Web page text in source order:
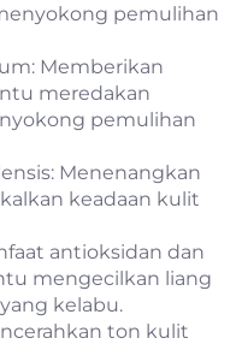
pemulihan
Memberikan
meredakan
pemulihan
Menenangkan
keadaan kulit
antioksidan dan
mengecilkan liang
kelabu.
ton kulit